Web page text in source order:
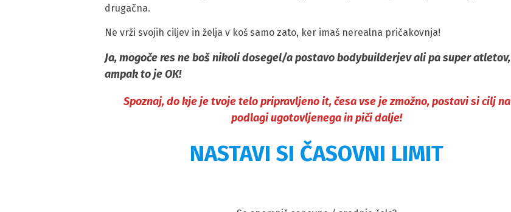
drugačna.
Ne vrži svojih ciljev in želja v koš samo zato, ker imaš nerealna pričakovnja!
Ja, mogoče res ne boš nikoli dosegel/a postavo bodybuilderjev ali pa super atletov,
ampak to je OK!
Spoznaj, do kje je tvoje telo pripravljeno it, česa vse je zmožno, postavi si cilj na
podlagi ugotovljenega in piči dalje!
NASTAVI SI ČASOVNI LIMIT